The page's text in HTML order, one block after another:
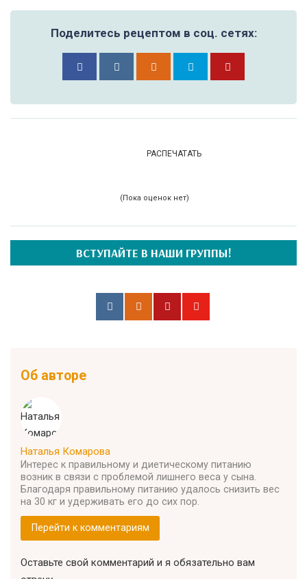
Поделитесь рецептом в соц. сетях:
РАСПЕЧАТАТЬ
(Пока оценок нет)
ВСТУПАЙТЕ В НАШИ ГРУППЫ!
Об авторе
Наталья Комарова
Интерес к правильному и диетическому питанию
возник в связи с проблемой лишнего веса у сына.
Благодаря правильному питанию удалось снизить вес
на 30 кг и удерживать его до сих пор.
Перейти к комментариям
Оставьте свой комментарий и я обязательно вам